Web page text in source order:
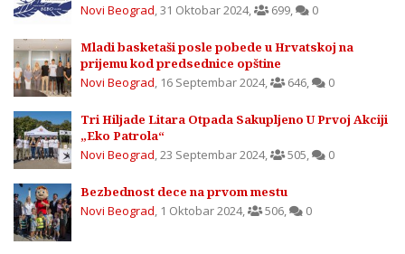
Novi Beograd,31 Oktobar 2024, 699, 0
Mladi basketaši posle pobede u Hrvatskoj na
prijemu kod predsednice opštine
Novi Beograd, 16 Septembar 2024, 646, 0
Tri Hiljade Litara Otpada Sakupljeno U Prvoj Akciji
„Eko Patrola“
Novi Beograd,23 Septembar 2024, 505, 0
Bezbednost dece na prvom mestu
Novi Beograd, 1 Oktobar 2024, 506, 0